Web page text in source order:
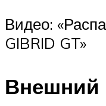
Видео:
GIBRID GT»
Внешний